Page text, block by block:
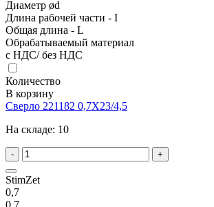
Диаметр ød
Длина рабочей части - I
Общая длина - L
Обрабатываемый материал
с НДС/ без НДС
Количество
В корзину
Сверло 221182 0,7X23/4,5
На складе: 10
- +
StimZet
0,7